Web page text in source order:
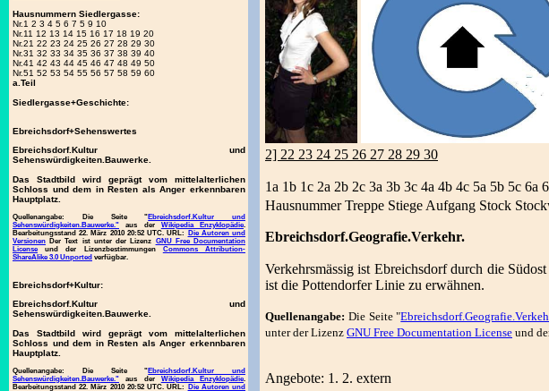
Hausnummern Siedlergasse:
Nr.1 2 3 4 5 6 7 5 9 10
Nr.11 12 13 14 15 16 17 18 19 20
Nr.21 22 23 24 25 26 27 28 29 30
Nr.31 32 33 34 35 36 37 38 39 40
Nr.41 42 43 44 45 46 47 48 49 50
Nr.51 52 53 54 55 56 57 58 59 60
a.Teil
Siedlergasse+Geschichte:
Ebreichsdorf+Sehenswertes
Ebreichsdorf.Kultur und
Sehenswürdigkeiten.Bauwerke.
Das Stadtbild wird geprägt vom mittelalterlichen
Schloss und dem in Resten als Anger erkennbaren
Hauptplatz.
Quellenangabe: Die Seite "Ebreichsdorf.Kultur und
Sehenswürdigkeiten.Bauwerke." aus der Wikipedia Enzyklopädie.
Bearbeitungsstand 22. März 2010 20:52 UTC. URL:
Die Autoren und
Versionen Der Text ist unter der Lizenz GNU Free Documentation
Licenseund der Lizenzbestimmungen Commons Attribution-
ShareAlike 3.0 Unported verfügbar.
Ebreichsdorf+Kultur:
Ebreichsdorf.Kultur und
Sehenswürdigkeiten.Bauwerke.
Das Stadtbild wird geprägt vom mittelalterlichen
Schloss und dem in Resten als Anger erkennbaren
Hauptplatz.
Quellenangabe: Die Seite "Ebreichsdorf.Kultur und
Sehenswürdigkeiten.Bauwerke." aus der Wikipedia Enzyklopädie.
Bearbeitungsstand 22. März 2010 20:52 UTC. URL:
Die Autoren und
2] 22 23 24 25 26 27 28 29 30
1a 1b 1c 2a 2b 2c 3a 3b 3c 4a 4b 4c 5a 5b 5c 6a
Hausnummer Treppe Stiege Aufgang Stock
Ebreichsdorf.Geografie.Verkehr.
Verkehrsmässig ist Ebreichsdorf durch die
ist die Pottendorfer Linie zu erwähnen.
Quellenangabe: Die Seite "
unter der Lizenz GNU Free Documentation License und
Angebote: 1. 2. extern